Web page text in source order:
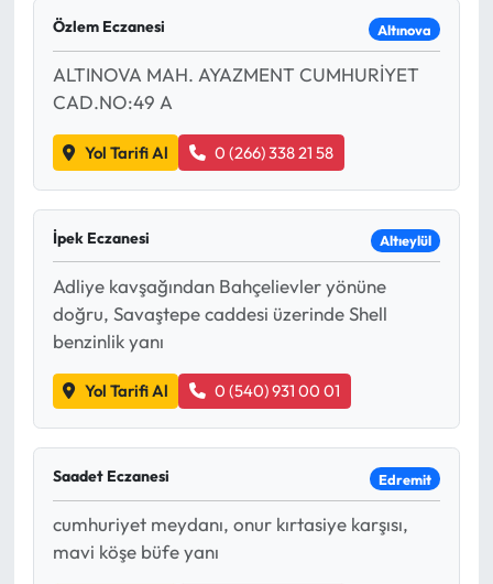
Özlem Eczanesi Altınova
ALTINOVA MAH. AYAZMENT CUMHURİYET
CAD.NO:49 A
Yol Tarifi Al 0 (266) 338 21 58
İpek Eczanesi Altıeylül
Adliye kavşağından Bahçelievler yönüne
doğru, Savaştepe caddesi üzerinde Shell
benzinlik yanı
Yol Tarifi Al 0 (540) 931 00 01
Saadet Eczanesi Edremit
cumhuriyet meydanı, onur kırtasiye karşısı,
mavi köşe büfe yanı
Eğitim
Ekonomi
Güncel
İskilip Haberleri
Kargı Haberleri
Kimdir?
Kültür Sanat
Laçin Haberleri
Magazin
Mecitözü Haberleri